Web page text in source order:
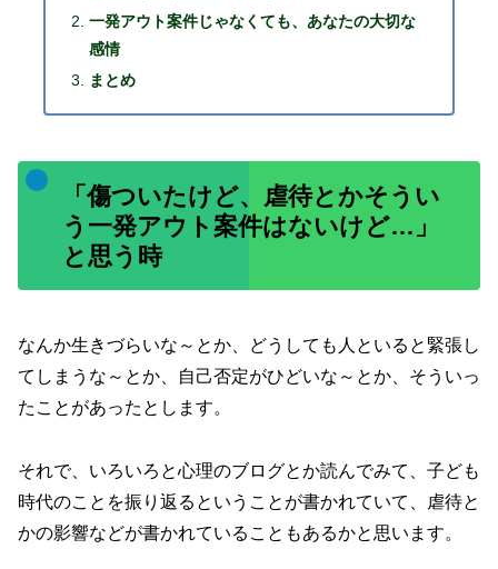
一発アウト案件じゃなくても、あなたの大切な
感情
まとめ
「傷ついたけど、虐待とかそうい
う一発アウト案件はないけど…」
と思う時
なんか生きづらいな～とか、どうしても人といると緊張し
てしまうな～とか、自己否定がひどいな～とか、そういっ
たことがあったとします。
それで、いろいろと心理のブログとか読んでみて、子ども
時代のことを振り返るということが書かれていて、虐待と
かの影響などが書かれていることもあるかと思います。